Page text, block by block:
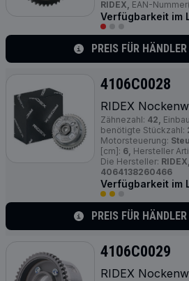
RIDEX, EAN-
Verfügbarkeit im
PREIS FÜR
4106C0028
RIDEX
Zähnezahl: 42,
benötigte Stückzahl:
Motorsteuerung:
[cm]: 6, Hersteller
Die Hersteller: RIDEX,
4064138260466
Verfügbarkeit im
PREIS FÜR
4106C0029
RIDEX